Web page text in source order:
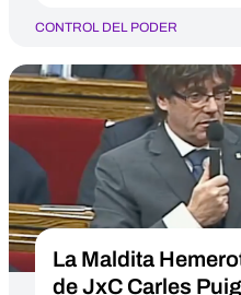
CONTROL DEL PODER
La Maldita
de JxC Carles